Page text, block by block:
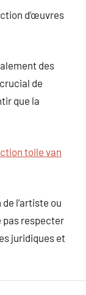
d’œuvres
des
de
que la
toile van
l’artiste ou
pas respecter
juridiques et